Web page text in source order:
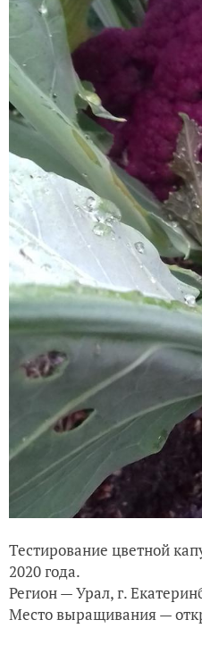
Тестирование цветной
2020 года.
Регион — Урал, г.
Место выращивания —